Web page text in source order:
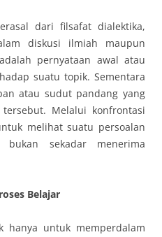
dari filsafat dialektika,
diskusi ilmiah maupun
adalah pernyataan awal atau
suatu topik. Sementara
atau sudut pandang yang
Melalui konfrontasi
melihat suatu persoalan
sekadar menerima
Belajar
hanya untuk memperdalam